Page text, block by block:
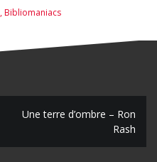
,Bibliomaniacs
Une terre d’ombre – Ron
Rash